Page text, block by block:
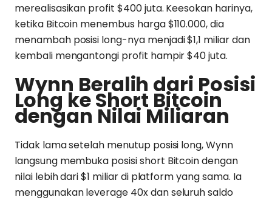
merealisasikan profit $400 juta. Keesokan harinya,
ketika Bitcoin menembus harga $110.000, dia
menambah posisi long-nya menjadi $1,1 miliar dan
kembali mengantongi profit hampir $40 juta.
Wynn Beralih dari Posisi
Long ke Short Bitcoin
dengan Nilai Miliaran
Tidak lama setelah menutup posisi long, Wynn
langsung membuka posisi short Bitcoin dengan
nilai lebih dari $1 miliar di platform yang sama. Ia
menggunakan leverage 40x dan seluruh saldo